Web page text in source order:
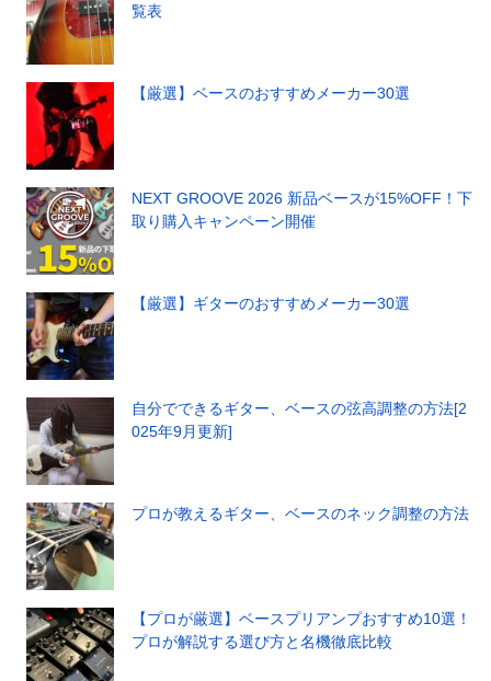
覧表
【厳選】ベースのおすすめメーカー30選
NEXT GROOVE 2026 新品ベースが15%OFF！下
取り購入キャンペーン開催
【厳選】ギターのおすすめメーカー30選
自分でできるギター、ベースの弦高調整の方法[2
025年9月更新]
プロが教えるギター、ベースのネック調整の方法
【プロが厳選】ベースプリアンプおすすめ10選！
プロが解説する選び方と名機徹底比較